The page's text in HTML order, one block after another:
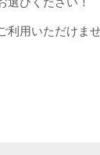
利用いただけま